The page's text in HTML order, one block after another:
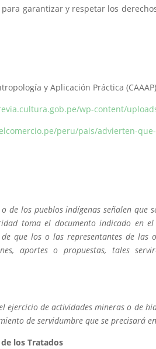
garantizar y respetar los
y Aplicación Práctica
wp-content/
peru/pais/advierten-
de los pueblos indígenas señalen que
toma el documento indicado en
que los o las representantes de las
aportes o propuestas, tales
ejercicio de actividades mineras o de
de servidumbre que se precisará
los Tratados